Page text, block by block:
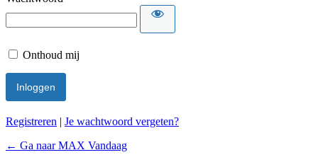
Onthoud mij
Registreren | Je wachtwoord vergeten?
← Ga naar MAX Vandaag